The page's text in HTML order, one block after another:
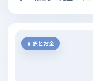
報も解説します。
旅とお金